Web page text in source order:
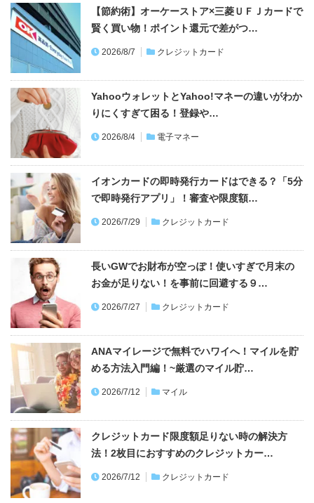
【節約術】オーケーストア×三菱ＵＦＪカードで
賢く買い物！ポイント還元で差がつ…
2026/8/7 クレジットカード
YahooウォレットとYahoo!マネーの違いがわか
りにくすぎて困る！登録や…
2026/8/4 電子マネー
イオンカードの即時発行カードはできる？「5分
で即時発行アプリ」！審査や限度額…
2026/7/29 クレジットカード
長いGWでお財布が空っぽ！使いすぎで月末の
お金が足りない！を事前に回避する９…
2026/7/27 クレジットカード
ANAマイレージで無料でハワイへ！マイルを貯
める方法入門編！~厳選のマイル貯…
2026/7/12 マイル
クレジットカード限度額足りない時の解決方
法！2枚目におすすめのクレジットカー…
2026/7/12 クレジットカード